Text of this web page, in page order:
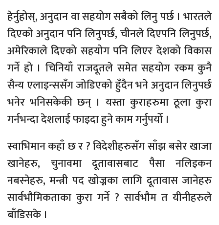
हेर्नुहोस्, अनुदान वा सहयोग सबैको लिनु पर्छ । भारतले
दिएको अनुदान पनि लिनुपर्छ, चीनले दिएपनि लिनुपर्छ,
अमेरिकाले दिएको सहयोग पनि लिएर देशको विकास
गर्ने हो । चिनियाँ राजदूतले समेत सहयोग रकम कुनै
सैन्य एलाइन्ससँग जोडिएको हुँदैन भने अनुदान लिनुपर्छ
भनेर भनिसकेकी छन् । यस्ता कुराहरुमा ठूला कुरा
गर्नभन्दा देशलाई फाइदा हुने काम गर्नुपर्यो‍ ।
स्वाभिमान कहाँ छ र ? विदेशीहरुसँग साँझ बसेर खाजा
खानेहरु, चुनावमा दूतावासबाट पैसा नलिइकन
नबस्नेहरु, मन्त्री पद खोज्नका लागि दूतावास जानेहरु
सार्वभौमिकताका कुरा गर्ने ? सार्वभौम त यीनीहरुले
बाँडिसके ।